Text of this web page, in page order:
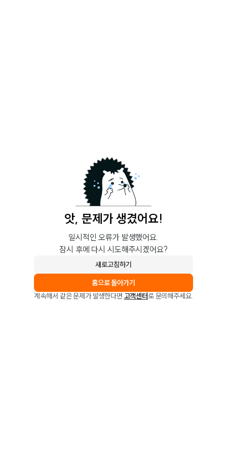
앗, 문제가 생겼어요!
일시적인 오류가 발생했어요.
잠시 후에 다시 시도해주시겠어요?
새로고침하기
홈으로 돌아가기
계속해서 같은 문제가 발생한다면 고객센터로 문의해주세요.